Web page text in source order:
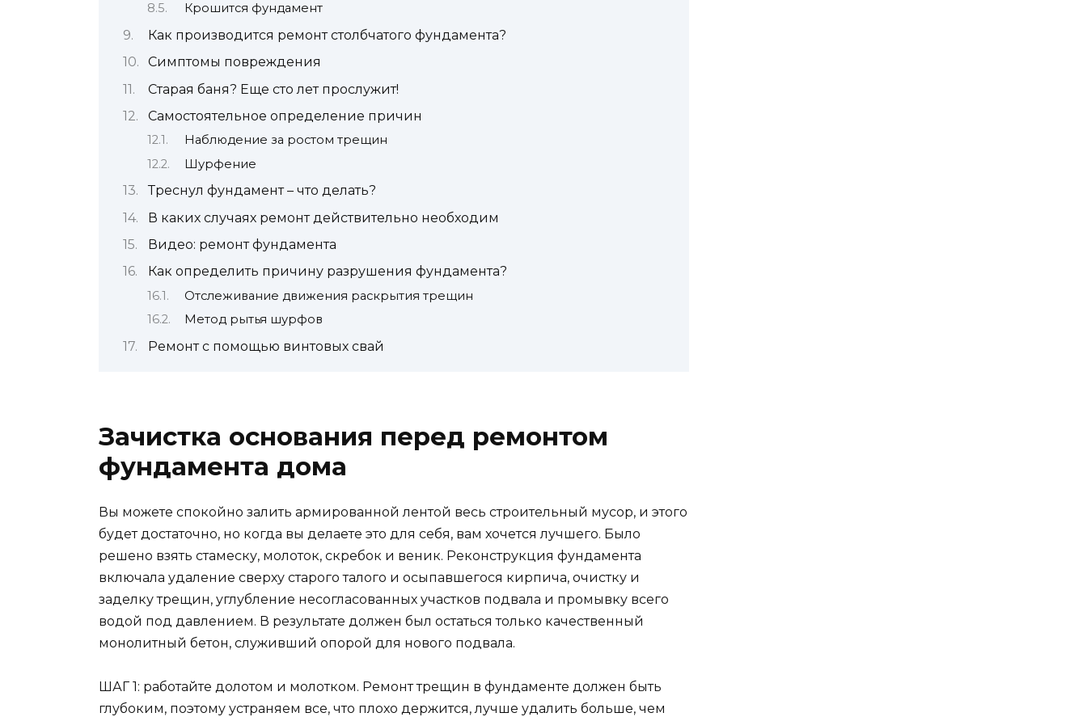
Крошится фундамент
Как производится ремонт столбчатого фундамента?
Симптомы повреждения
Старая баня? Еще сто лет прослужит!
Самостоятельное определение причин
Наблюдение за ростом трещин
Шурфение
Треснул фундамент – что делать?
В каких случаях ремонт действительно необходим
Видео: ремонт фундамента
Как определить причину разрушения фундамента?
Отслеживание движения раскрытия трещин
Метод рытья шурфов
Ремонт с помощью винтовых свай
Зачистка основания перед ремонтом
фундамента дома
Вы можете спокойно залить армированной лентой весь строительный мусор, и этого
будет достаточно, но когда вы делаете это для себя, вам хочется лучшего. Было
решено взять стамеску, молоток, скребок и веник. Реконструкция фундамента
включала удаление сверху старого талого и осыпавшегося кирпича, очистку и
заделку трещин, углубление несогласованных участков подвала и промывку всего
водой под давлением. В результате должен был остаться только качественный
монолитный бетон, служивший опорой для нового подвала.
ШАГ 1: работайте долотом и молотком. Ремонт трещин в фундаменте должен быть
глубоким, поэтому устраняем все, что плохо держится, лучше удалить больше, чем